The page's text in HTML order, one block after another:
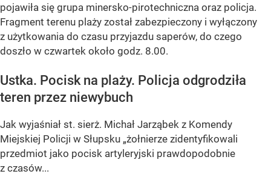
pojawiła się grupa minersko-pirotechniczna oraz policja.
Fragment terenu plaży został zabezpieczony i wyłączony
z użytkowania do czasu przyjazdu saperów, do czego
doszło w czwartek około godz. 8.00.
Ustka. Pocisk na plaży. Policja odgrodziła
teren przez niewybuch
Jak wyjaśniał st. sierż. Michał Jarząbek z Komendy
Miejskiej Policji w Słupsku „żołnierze zidentyfikowali
przedmiot jako pocisk artyleryjski prawdopodobnie
z czasów...